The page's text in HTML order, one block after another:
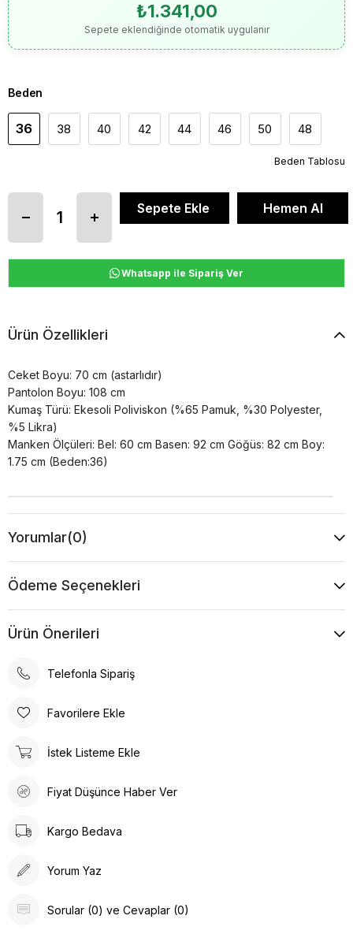
₺1.341,00
Sepete eklendiğinde otomatik uygulanır
Beden
36 38 40 42 44 46 50 48
Beden Tablosu
Whatsapp ile Sipariş Ver
Ürün Özellikleri
Ceket Boyu: 70 cm (astarlıdır)
Pantolon Boyu: 108 cm
Kumaş Türü: Ekesoli Poliviskon (%65 Pamuk, %30 Polyester,
%5 Likra)
Manken Ölçüleri: Bel: 60 cm Basen: 92 cm Göğüs: 82 cm Boy:
1.75 cm (Beden:36)
Yorumlar(0)
Ödeme Seçenekleri
Ürün Önerileri
Telefonla Sipariş
Favorilere Ekle
İstek Listeme Ekle
Fiyat Düşünce Haber Ver
Kargo Bedava
Yorum Yaz
Sorular (0) ve Cevaplar (0)